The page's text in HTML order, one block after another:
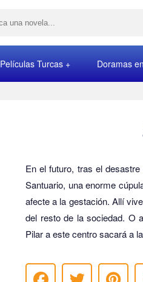
Películas Turcas Doramas
En el futuro, tras el
Santuario, una enorme
afecte a la gestación. Allí
del resto de la sociedad. O
Pilar a este centro sacará a